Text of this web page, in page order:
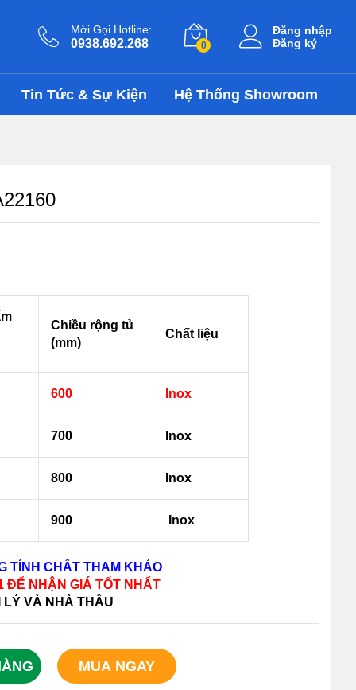
Mời Gọi Hotline:
0938.692.268 0
Đăng nhập
Đăng ký
Tin Tức & Sự Kiện Hệ Thống Showroom
Chiều rộng tủ
(mm)
Chất liệu
600 Inox
700 Inox
800 Inox
900 Inox
TÍNH CHẤT THAM KHẢO
ĐỂ NHẬN GIÁ TỐT NHẤT
LÝ VÀ NHÀ THẦU
MUA NGAY
6.860.000